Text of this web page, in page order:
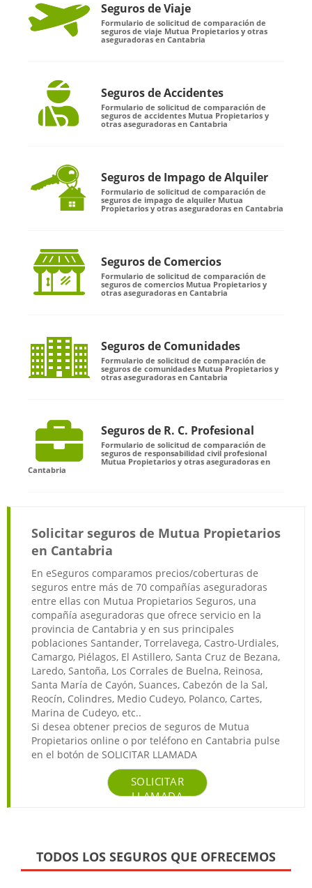
Seguros de Viaje
Formulario de solicitud de comparación de
seguros de viaje Mutua Propietarios y otras
aseguradoras en Cantabria
Seguros de Accidentes
Formulario de solicitud de comparación de
seguros de accidentes Mutua Propietarios y
otras aseguradoras en Cantabria
Seguros de Impago de Alquiler
Formulario de solicitud de comparación de
seguros de impago de alquiler Mutua
Propietarios y otras aseguradoras en Cantabria
Seguros de Comercios
Formulario de solicitud de comparación de
seguros de comercios Mutua Propietarios y
otras aseguradoras en Cantabria
Seguros de Comunidades
Formulario de solicitud de comparación de
seguros de comunidades Mutua Propietarios y
otras aseguradoras en Cantabria
Seguros de R. C. Profesional
Formulario de solicitud de comparación de
seguros de responsabilidad civil profesional
Mutua Propietarios y otras aseguradoras en
Cantabria
Solicitar seguros de Mutua Propietarios
en Cantabria
En eSeguros comparamos precios/coberturas de
seguros entre más de 70 compañías aseguradoras
entre ellas con Mutua Propietarios Seguros, una
compañía aseguradoras que ofrece servicio en la
provincia de Cantabria y en sus principales
poblaciones Santander, Torrelavega, Castro-Urdiales,
Camargo, Piélagos, El Astillero, Santa Cruz de Bezana,
Laredo, Santoña, Los Corrales de Buelna, Reinosa,
Santa María de Cayón, Suances, Cabezón de la Sal,
Reocín, Colindres, Medio Cudeyo, Polanco, Cartes,
Marina de Cudeyo, etc..
Si desea obtener precios de seguros de Mutua
Propietarios online o por teléfono en Cantabria pulse
en el botón de SOLICITAR LLAMADA
SOLICITAR
LLAMADA
TODOS LOS SEGUROS QUE OFRECEMOS